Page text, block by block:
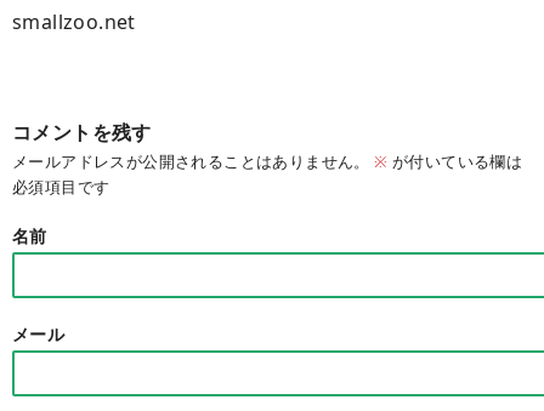
smallzoo.net
コメントを残す
メールアドレスが公開されることはありません。 ※ が付いている欄は
必須項目です
名前
メール